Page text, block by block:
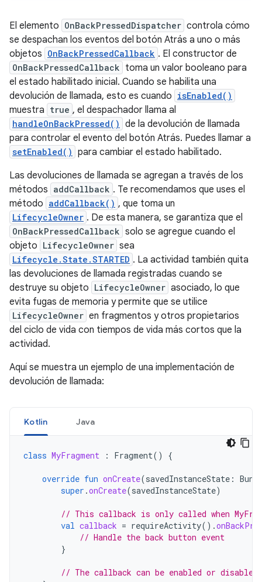
El elemento OnBackPressedDispatcher controla cómo
se despachan los eventos del botón Atrás a uno o más
objetos OnBackPressedCallback . El constructor de
OnBackPressedCallback toma un valor booleano para
el estado habilitado inicial. Cuando se habilita una
devolución de llamada, esto es cuando isEnabled()
muestra true , el despachador llama al
handleOnBackPressed() de la devolución de llamada
para controlar el evento del botón Atrás. Puedes llamar a
setEnabled() para cambiar el estado habilitado.
Las devoluciones de llamada se agregan a través de los
métodos addCallback . Te recomendamos que uses el
método addCallback() , que toma un
LifecycleOwner . De esta manera, se garantiza que el
OnBackPressedCallback solo se agregue cuando el
objeto LifecycleOwner sea
Lifecycle.State.STARTED . La actividad también quita
las devoluciones de llamada registradas cuando se
destruye su objeto LifecycleOwner asociado, lo que
evita fugas de memoria y permite que se utilice
LifecycleOwner en fragmentos y otros propietarios
del ciclo de vida con tiempos de vida más cortos que la
actividad.
Aquí se muestra un ejemplo de una implementación de
devolución de llamada:
Kotlin Java
class MyFragment : Fragment() {
override fun onCreate(savedInstanceState :
super .onCreate(savedInstanceState)
// This callback is only called when
val callback = requireActivity().
// Handle the back button event
}
// The callback can be enabled or